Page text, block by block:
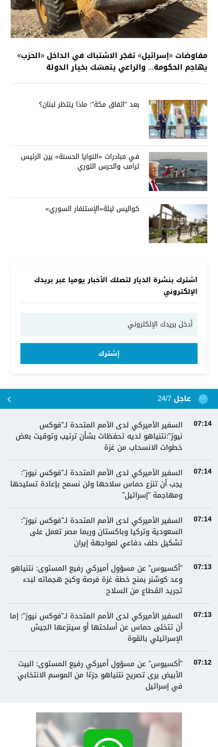
مفاوضات «إسرائيل» تفجّر الاشتباك في الداخل «الحزب»
يهاجم الحكومة... والراعي يتمسّك بخيار الدولة
بعد "اتفاق مكة": ماذا ينتظر لبنان؟
في مبادرات «النوايا الحسنة» بين الرئيس
ترامب والحرس الثوري
كواليس ليلة«الإستنفار السوري»
اشترك بنشرة الديار لتصلك الأخبار يوميا عبر بريدك
الإلكتروني
إشترك
عاجل 24/7
07:14
السفير الأميركي لدى الأمم المتحدة لـ"فوكس
نيوز":نتنياهو لديه تحفظات بشأن ترتيب وتوقيت بعض
خطوات الانسحاب من غزة
07:14
السفير الأميركي لدى الأمم المتحدة لـ"فوكس نيوز":
يجب أن تنزع حماس سلاحها ولن نسمح بإعادة تسليحها
ومهاجمة "إسرائيل"
07:14
السفير الأميركي لدى الأمم المتحدة لـ"فوكس نيوز":
السعودية وتركيا وباكستان وربما مصر تعمل على
تشكيل حلف دفاعي لمواجهة إيران
07:13
"أكسيوس" عن مسؤول أميركي رفيع المستوى: نتنياهو
وعد كوشنر بمنح خطة غزة فرصة وكبح هجماته لبدء
تجريد القطاع من السلاح
07:13
السفير الأميركي لدى الأمم المتحدة لـ"فوكس نيوز": إما
أن تتخلى حماس عن أسلحتها أو سينزعها الجيش
الإسرائيلي بالقوة
07:12
"أكسيوس" عن مسؤول أميركي رفيع المستوى: البيت
الأبيض يرى تصريح نتنياهو جزءًا من الموسم الانتخابي
في إسرائيل